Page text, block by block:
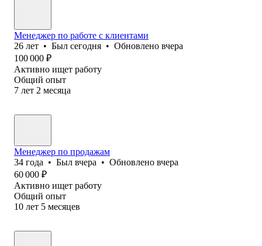
Менеджер по работе с клиентами
26 лет • Был сегодня • Обновлено вчера
100 000 ₽
Активно ищет работу
Общий опыт
7 лет 2 месяца
Менеджер по продажам
34 года • Был вчера • Обновлено вчера
60 000 ₽
Активно ищет работу
Общий опыт
10 лет 5 месяцев